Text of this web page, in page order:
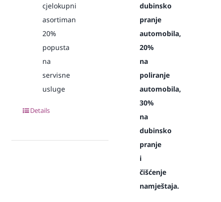
cjelokupni
asortiman
20%
popusta
na
servisne
usluge
Details
dubinsko
pranje
automobila,
20%
na
poliranje
automobila,
30%
na
dubinsko
pranje
i
čišćenje
namještaja.